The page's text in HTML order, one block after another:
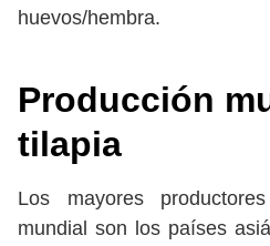
huevos/hembra.
Producción
tilapia
Los mayores
mundial son los países